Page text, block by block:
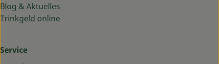
Blog & Aktuelles
Trinkgeld online
Service